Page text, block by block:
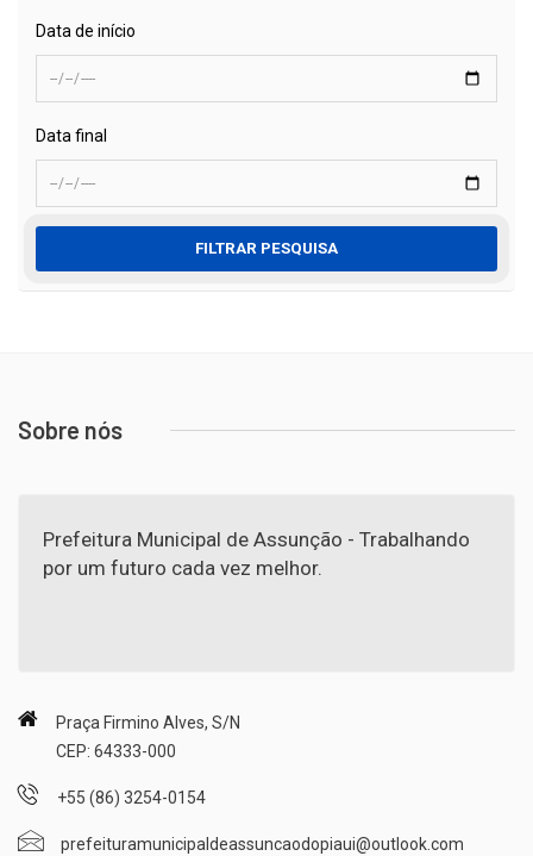
Data de início
Data final
FILTRAR PESQUISA
Sobre nós
Prefeitura Municipal de Assunção - Trabalhando
por um futuro cada vez melhor.
Praça Firmino Alves, S/N
CEP: 64333-000
+55 (86) 3254-0154
prefeituramunicipaldeassuncaodopiaui@outlook.com